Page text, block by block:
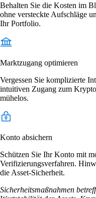
Behalten Sie die Kosten im
ohne versteckte Aufschläge
Ihr Portfolio.
Marktzugang optimieren
Vergessen Sie komplizierte
intuitiven Zugang zum
mühelos.
Konto absichern
Schützen Sie Ihr Konto mit
Verifizierungsverfahren.
die Asset-Sicherheit.
Sicherheitsmaßnahmen